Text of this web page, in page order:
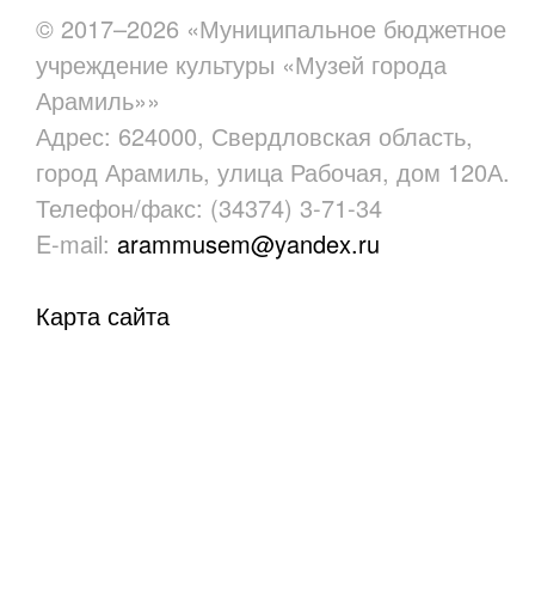
© 2017–2026 «Муниципальное бюджетное
учреждение культуры «Музей города
Арамиль»»
Адрес: 624000, Свердловская область,
город Арамиль, улица Рабочая, дом 120А.
Телефон/факс: (34374) 3-71-34
E-mail: arammusem@yandex.ru
Карта сайта